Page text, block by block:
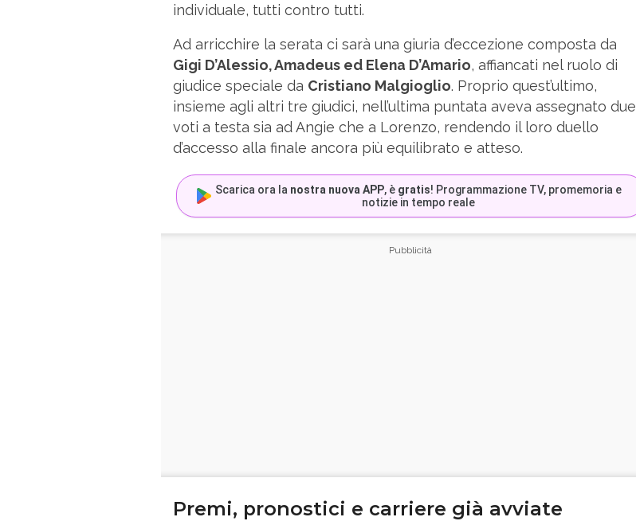
individuale, tutti contro tutti.
Ad arricchire la serata ci sarà una giuria d’eccezione composta da
Gigi D’Alessio, Amadeus ed Elena D’Amario, affiancati nel ruolo di
giudice speciale da Cristiano Malgioglio. Proprio quest’ultimo,
insieme agli altri tre giudici, nell’ultima puntata aveva assegnato due
voti a testa sia ad Angie che a Lorenzo, rendendo il loro duello
d’accesso alla finale ancora più equilibrato e atteso.
Scarica ora la nostra nuova APP, è gratis! Programmazione TV, promemoria e
notizie in tempo reale
Premi, pronostici e carriere già avviate